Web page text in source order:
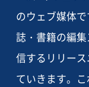
のウェブ媒体
誌・書籍の編
信するリリー
ていきます。